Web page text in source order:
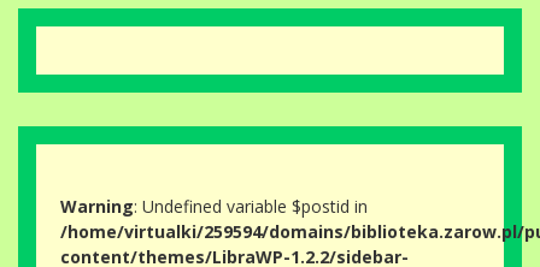
Warning: Undefined variable $postid in
/home/virtualki/259594/domains/biblioteka.zarow.pl/
content/themes/LibraWP-1.2.2/sidebar-